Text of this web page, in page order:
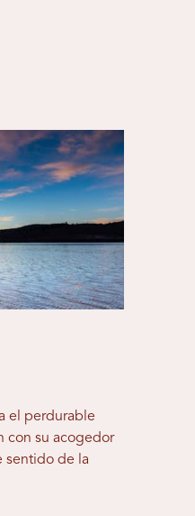
el perdurable
con su acogedor
sentido de la